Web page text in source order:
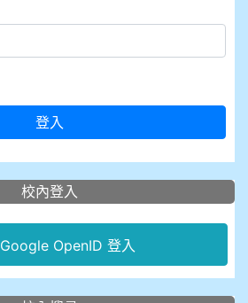
登入
校內登入
Google OpenID 登入